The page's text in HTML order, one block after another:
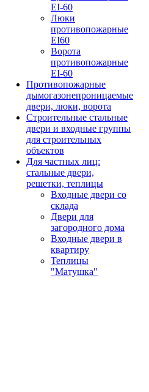
EI-60
Люки
противопожарные
EI60
Ворота
противопожарные
EI-60
Противопожарные
дымогазонепроницаемые
двери, люки, ворота
Строительные стальные
двери и входные группы
для строительных
объектов
Для частных лиц:
стальные двери,
решетки, теплицы
Входные двери со
склада
Двери для
загородного дома
Входные двери в
квартиру
Теплицы
"Матушка"